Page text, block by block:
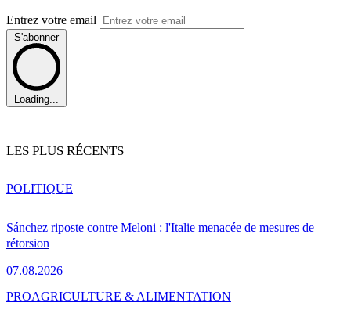
Entrez votre email
S'abonner
Loading...
LES PLUS RÉCENTS
Sánchez riposte contre Meloni : l'Italie menacée de mesures de
rétorsion
07.08.2026
POLITIQUE
PROAGRICULTURE & ALIMENTATION